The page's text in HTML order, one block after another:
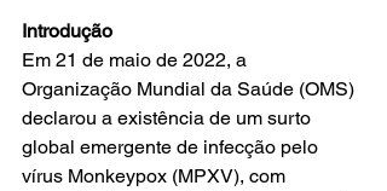
Introdução
Em 21 de maio de 2022, a
Organização Mundial da Saúde (OMS)
declarou a existência de um surto
global emergente de infecção pelo
vírus Monkeypox (MPXV), com